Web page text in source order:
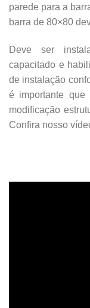
parede para a
barra de 80×80
Deve ser
capacitado e
de instalação
é importante
modificação
Confira nosso